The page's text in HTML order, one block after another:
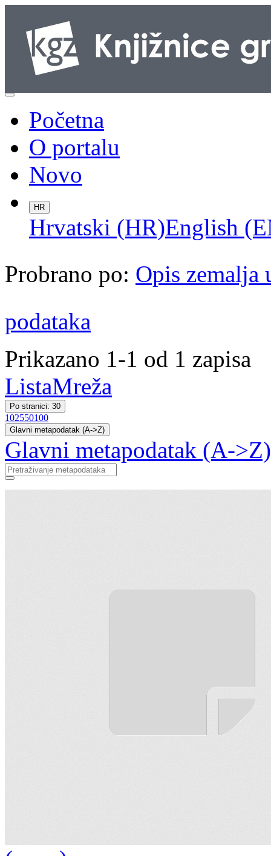
Početna
O portalu
Novo
HR
Hrvatski (HR)English
Probrano po: Opis
podataka
Prikazano 1-1 od 1 zapisa
ListaMreža
Po stranici: 30
102550100
Glavni metapodatak (A->Z)
Glavni metapodatak (A->Z)